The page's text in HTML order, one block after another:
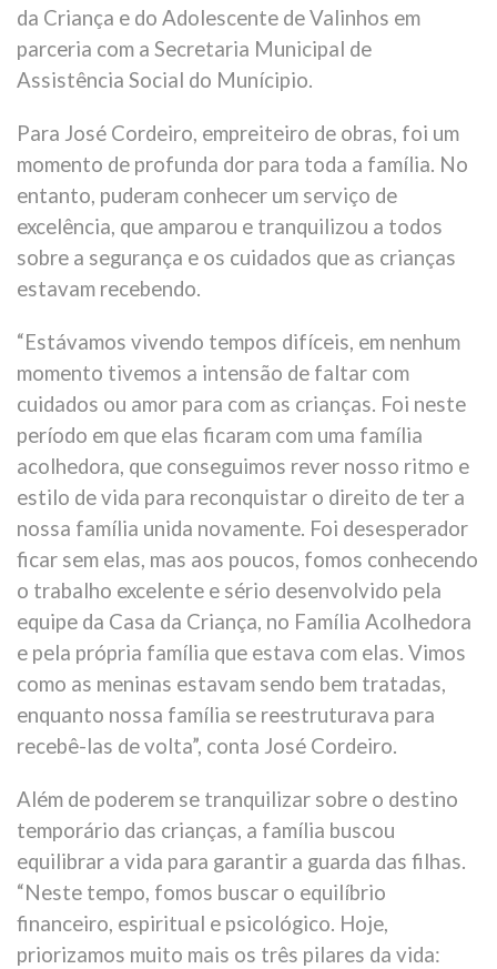
da Criança e do Adolescente de Valinhos em
parceria com a Secretaria Municipal de
Assistência Social do Munícipio.
Para José Cordeiro, empreiteiro de obras, foi um
momento de profunda dor para toda a família. No
entanto, puderam conhecer um serviço de
excelência, que amparou e tranquilizou a todos
sobre a segurança e os cuidados que as crianças
estavam recebendo.
“Estávamos vivendo tempos difíceis, em nenhum
momento tivemos a intensão de faltar com
cuidados ou amor para com as crianças. Foi neste
período em que elas ficaram com uma família
acolhedora, que conseguimos rever nosso ritmo e
estilo de vida para reconquistar o direito de ter a
nossa família unida novamente. Foi desesperador
ficar sem elas, mas aos poucos, fomos conhecendo
o trabalho excelente e sério desenvolvido pela
equipe da Casa da Criança, no Família Acolhedora
e pela própria família que estava com elas. Vimos
como as meninas estavam sendo bem tratadas,
enquanto nossa família se reestruturava para
recebê-las de volta”, conta José Cordeiro.
Além de poderem se tranquilizar sobre o destino
temporário das crianças, a família buscou
equilibrar a vida para garantir a guarda das filhas.
“Neste tempo, fomos buscar o equilíbrio
financeiro, espiritual e psicológico. Hoje,
priorizamos muito mais os três pilares da vida: